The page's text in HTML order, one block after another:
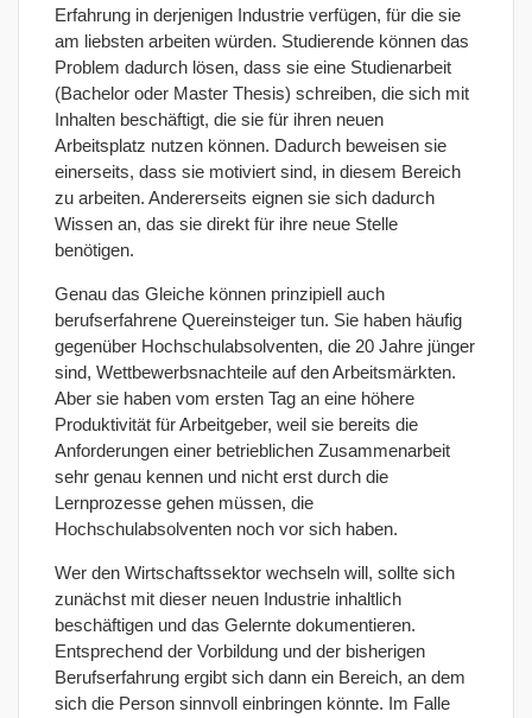
Erfahrung in derjenigen Industrie verfügen, für die sie
am liebsten arbeiten würden. Studierende können das
Problem dadurch lösen, dass sie eine Studienarbeit
(Bachelor oder Master Thesis) schreiben, die sich mit
Inhalten beschäftigt, die sie für ihren neuen
Arbeitsplatz nutzen können. Dadurch beweisen sie
einerseits, dass sie motiviert sind, in diesem Bereich
zu arbeiten. Andererseits eignen sie sich dadurch
Wissen an, das sie direkt für ihre neue Stelle
benötigen.
Genau das Gleiche können prinzipiell auch
berufserfahrene Quereinsteiger tun. Sie haben häufig
gegenüber Hochschulabsolventen, die 20 Jahre jünger
sind, Wettbewerbsnachteile auf den Arbeitsmärkten.
Aber sie haben vom ersten Tag an eine höhere
Produktivität für Arbeitgeber, weil sie bereits die
Anforderungen einer betrieblichen Zusammenarbeit
sehr genau kennen und nicht erst durch die
Lernprozesse gehen müssen, die
Hochschulabsolventen noch vor sich haben.
Wer den Wirtschaftssektor wechseln will, sollte sich
zunächst mit dieser neuen Industrie inhaltlich
beschäftigen und das Gelernte dokumentieren.
Entsprechend der Vorbildung und der bisherigen
Berufserfahrung ergibt sich dann ein Bereich, an dem
sich die Person sinnvoll einbringen könnte. Im Falle